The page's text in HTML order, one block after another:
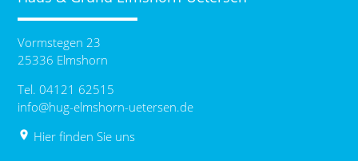
Vormstegen 23
25336 Elmshorn
Tel. 04121 62515
info@hug-elmshorn-uetersen.de
place Hier finden Sie uns